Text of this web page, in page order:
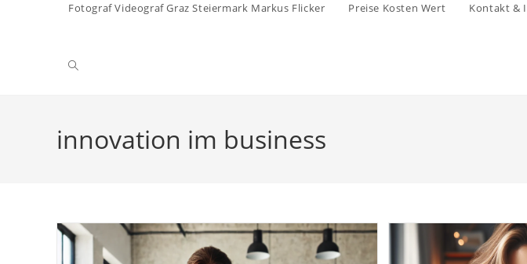
Fotograf Videograf Graz Steiermark Markus Flicker Preise Kosten Wert Kontakt &
Website-
innovation im business